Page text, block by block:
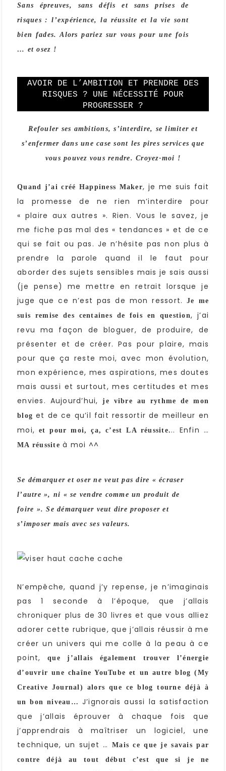
Sans épreuves, sans défis et sans prises de
risques : l’expérience, la réussite et la vie sont
bien fades. Alors pariez sur vous pour une fois
… et osez !
AVOIR DE L’AMBITION ET PRENDRE DES
RISQUES ? UNE NÉCESSITÉ POUR
PROGRESSER ?
Refouler ses ambitions, s’interdire, se limiter et
s’enfermer dans une case sont les pires services que
vous pouvez vous rendre. Croyez-moi !
Quand j’ai créé Happiness Maker, je me suis fait
la promesse de ne rien m’interdire pour
« plaire aux autres ». Rien. Vous le savez, je
me fiche pas mal des « tendances » et de ce
qui se fait ou pas. Je n’hésite pas non plus à
prendre la parole quand il le faut pour
aborder des sujets sensibles mais je sais aussi
(je pense) me mettre en retrait lorsque je
juge que ce n’est pas de mon ressort.Je me
suis remise des centaines de fois en question, j’ai
revu ma façon de bloguer, de produire, de
présenter et de créer. Pas pour plaire, mais
pour que ça reste moi, avec mon évolution,
mon expérience, mes aspirations, mes doutes
mais aussi et surtout, mes certitudes et mes
envies. Aujourd’hui,je vibre au rythme de mon
blog et de ce qu’il fait ressortir de meilleur en
moi, et pour moi, ça, c’est LA réussite. .. Enfin …
MA réussite à moi ^^
Se démarquer et oser ne veut pas dire « écraser
l’autre », ni « se vendre comme un produit de
foire ». Se démarquer veut dire proposer et
s’imposer mais avec ses valeurs.
N’empêche, quand j’y repense, je n’imaginais
pas 1 seconde à l’époque, que j’allais
chroniquer plus de 30 livres et que vous alliez
adorer cette rubrique, que j’allais réussir à me
créer un univers qui me colle à la peau à ce
point,
que j’allais également trouver l’énergie
d’ouvrir une chaîne YouTube et un autre blog (My
Creative Journal) alors que ce blog tourne déjà à
un bon niveau… J’ignorais aussi la satisfaction
que j’allais éprouver à chaque fois que
j’apprendrais à maîtriser un logiciel, une
technique, un sujet …Mais ce que je savais par
contre déjà au tout début c’est que si je ne